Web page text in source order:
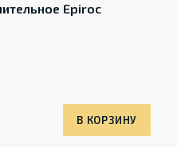
Epiroc
В КОРЗИНУ